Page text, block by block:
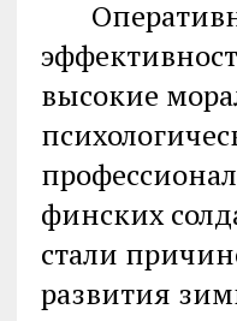
высокие
финских
стали
развития